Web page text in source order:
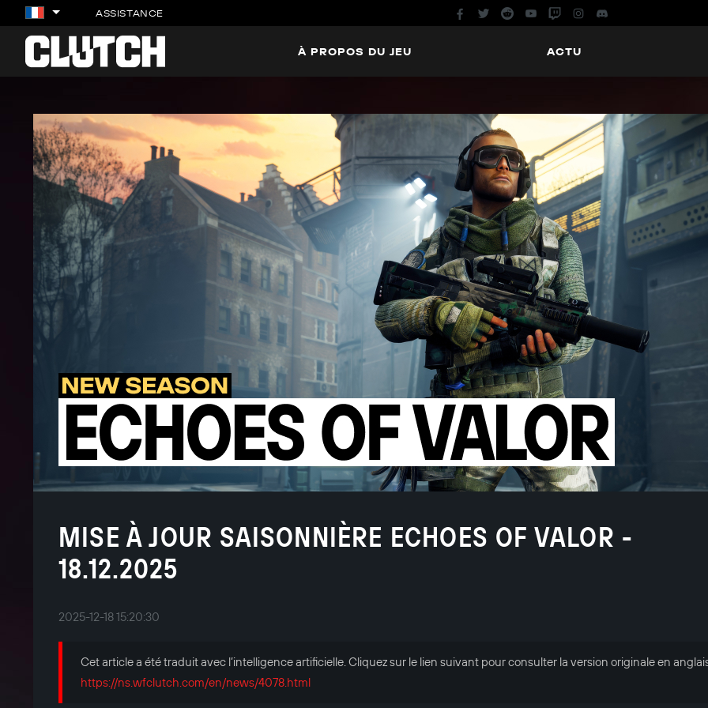
ASSISTANCE
À PROPOS DU JEU ACTU
MISE À JOUR SAISONNIÈRE ECHOES OF VALOR -
18.12.2025
2025-12-18 15:20:30
Cet article a été traduit avec l’intelligence artificielle. Cliquez sur le lien suivant pour consulter la version originale en
https://ns.wfclutch.com/en/news/4078.html